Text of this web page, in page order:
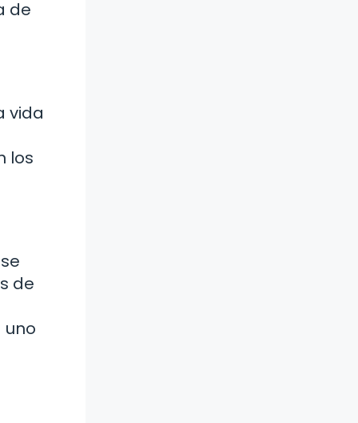
de
vida
los
de
uno